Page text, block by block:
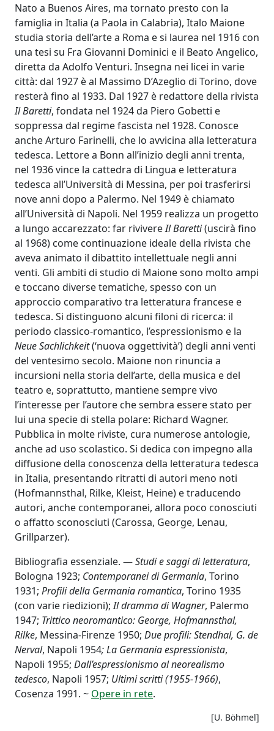
Nato a Buenos Aires, ma tornato presto con la
famiglia in Italia (a Paola in Calabria), Italo Maione
studia storia dell’arte a Roma e si laurea nel 1916 con
una tesi su Fra Giovanni Dominici e il Beato Angelico,
diretta da Adolfo Venturi. Insegna nei licei in varie
città: dal 1927 è al Massimo D’Azeglio di Torino, dove
resterà fino al 1933. Dal 1927 è redattore della rivista
Il Baretti, fondata nel 1924 da Piero Gobetti e
soppressa dal regime fascista nel 1928. Conosce
anche Arturo Farinelli, che lo avvicina alla letteratura
tedesca. Lettore a Bonn all’inizio degli anni trenta,
nel 1936 vince la cattedra di Lingua e letteratura
tedesca all’Università di Messina, per poi trasferirsi
nove anni dopo a Palermo. Nel 1949 è chiamato
all’Università di Napoli. Nel 1959 realizza un progetto
a lungo accarezzato: far rivivereIl Baretti(uscirà fino
al 1968) come continuazione ideale della rivista che
aveva animato il dibattito intellettuale negli anni
venti. Gli ambiti di studio di Maione sono molto ampi
e toccano diverse tematiche, spesso con un
approccio comparativo tra letteratura francese e
tedesca. Si distinguono alcuni filoni di ricerca: il
periodo classico-romantico, l’espressionismo e la
Neue Sachlichkeit(‘nuova oggettività’) degli anni venti
del ventesimo secolo. Maione non rinuncia a
incursioni nella storia dell’arte, della musica e del
teatro e, soprattutto, mantiene sempre vivo
l’interesse per l’autore che sembra essere stato per
lui una specie di stella polare: Richard Wagner.
Pubblica in molte riviste, cura numerose antologie,
anche ad uso scolastico. Si dedica con impegno alla
diffusione della conoscenza della letteratura tedesca
in Italia, presentando ritratti di autori meno noti
(Hofmannsthal, Rilke, Kleist, Heine) e traducendo
autori, anche contemporanei, allora poco conosciuti
o affatto sconosciuti (Carossa, George, Lenau,
Grillparzer).
Bibliografia essenziale. —Studi e saggi di letteratura,
Bologna 1923; Contemporanei di Germania, Torino
1931; Profili della Germania romantica, Torino 1935
(con varie riedizioni);Il dramma di Wagner, Palermo
1947; Trittico neoromantico: George, Hofmannsthal,
Rilke, Messina-Firenze 1950; Due profili: Stendhal, G. de
Nerval, Napoli 1954; La Germania espressionista,
Napoli 1955; Dall’espressionismo al neorealismo
tedesco, Napoli 1957; Ultimi scritti (1955-1966),
Cosenza 1991. ~ Opere in rete.
[U. Böhmel]